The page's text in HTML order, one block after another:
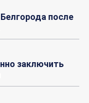
после
заключить